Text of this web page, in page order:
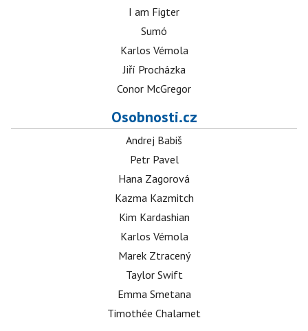
I am Figter
Sumó
Karlos Vémola
Jiří Procházka
Conor McGregor
Osobnosti.cz
Andrej Babiš
Petr Pavel
Hana Zagorová
Kazma Kazmitch
Kim Kardashian
Karlos Vémola
Marek Ztracený
Taylor Swift
Emma Smetana
Timothée Chalamet